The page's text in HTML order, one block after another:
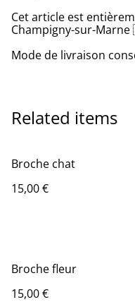
Cet article est
Champigny-sur-
Mode de livraison
Related items
Broche chat
15,00 €
Broche fleur
15,00 €